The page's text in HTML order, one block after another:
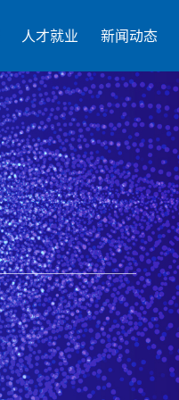
人才就业 新闻动态